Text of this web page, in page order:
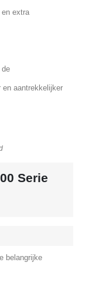
extra
aantrekkelijker
Serie
belangrijke